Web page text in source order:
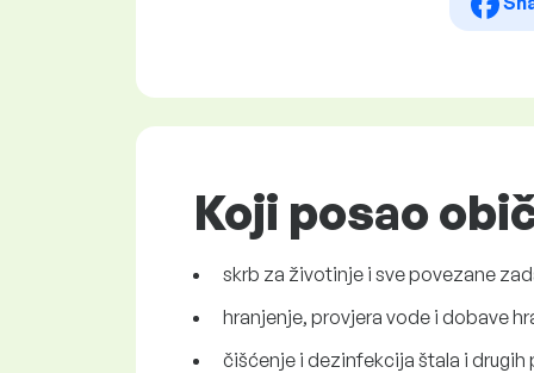
Koji posao
skrb za životinje i sve povezane
hranjenje, provjera vode i dobave
čišćenje i dezinfekcija štala i drugih